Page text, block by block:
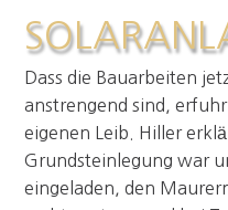
Dass die Bauarbeiten
anstrengend sind,
eigenen Leib. Hiller
Grundsteinlegung war
eingeladen, den